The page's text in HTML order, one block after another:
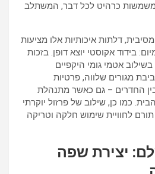
משמשות כרהיט לכל דבר, המשתלב
דלתות איכותיות אלו מציעות
בידוד אקוסטי יוצא דופן. בזכות
אטמי גומי היקפיים
מגורים שלווה, פרטיות
החדרים – גם כאשר מתנהלת
כמו כן, שילוב של פרזול יוקרתי
לחוויית שימוש חלקה וטריקה
יצירת שפה